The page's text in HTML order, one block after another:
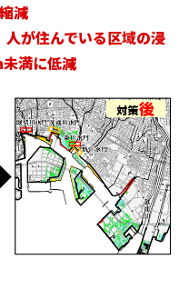
減
が住んでいる区域の浸
満に低減